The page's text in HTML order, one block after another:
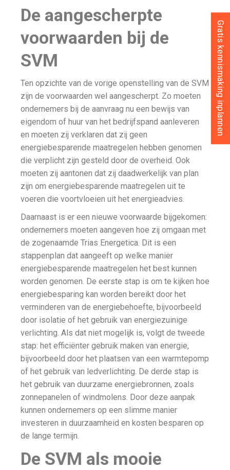
De aangescherpte
voorwaarden bij de
SVM
Ten opzichte van de vorige openstelling van de SVM
zijn de voorwaarden wel aangescherpt. Zo moeten
ondernemers bij de aanvraag nu een bewijs van
eigendom of huur van het bedrijfspand aanleveren
en moeten zij verklaren dat zij geen
energiebesparende maatregelen hebben genomen
die verplicht zijn gesteld door de overheid. Ook
moeten zij aantonen dat zij daadwerkelijk van plan
zijn om energiebesparende maatregelen uit te
voeren die voortvloeien uit het energieadvies.
Daarnaast is er een nieuwe voorwaarde bijgekomen:
ondernemers moeten aangeven hoe zij omgaan met
de zogenaamde Trias Energetica. Dit is een
stappenplan dat aangeeft op welke manier
energiebesparende maatregelen het best kunnen
worden genomen. De eerste stap is om te kijken hoe
energiebesparing kan worden bereikt door het
verminderen van de energiebehoefte, bijvoorbeeld
door isolatie of het gebruik van energiezuinige
verlichting. Als dat niet mogelijk is, volgt de tweede
stap: het efficiënter gebruik maken van energie,
bijvoorbeeld door het plaatsen van een warmtepomp
of het gebruik van ledverlichting. De derde stap is
het gebruik van duurzame energiebronnen, zoals
zonnepanelen of windmolens. Door deze aanpak
kunnen ondernemers op een slimme manier
investeren in duurzaamheid en kosten besparen op
de lange termijn.
De SVM als mooie
Gratis kennismaking inplannen